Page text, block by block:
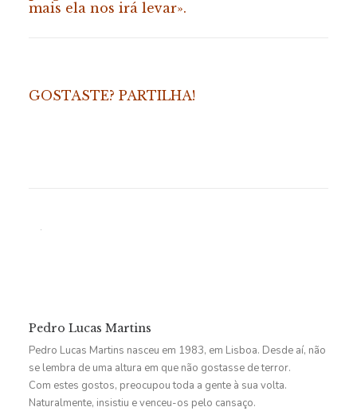
mais ela nos irá levar».
GOSTASTE? PARTILHA!
Pedro Lucas Martins
Pedro Lucas Martins nasceu em 1983, em Lisboa. Desde aí, não
se lembra de uma altura em que não gostasse de terror.
Com estes gostos, preocupou toda a gente à sua volta.
Naturalmente, insistiu e venceu-os pelo cansaço.